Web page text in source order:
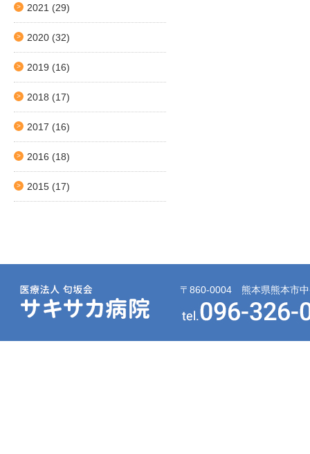
2021 (29)
2020 (32)
2019 (16)
2018 (17)
2017 (16)
2016 (18)
2015 (17)
〒860-0004 熊本県熊本市